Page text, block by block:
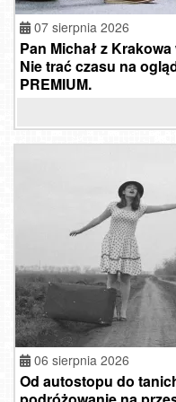
07 sierpnia 2026
Pan Michał z
Nie trać czasu na
PREMIUM.
06 sierpnia 2026
Od autostopu do